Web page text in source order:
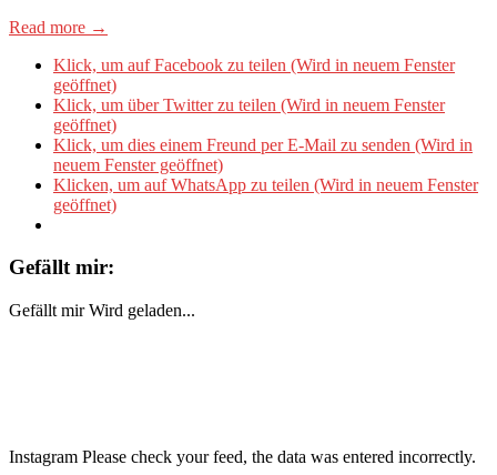
Read more →
Klick, um auf Facebook zu teilen (Wird in neuem Fenster
geöffnet)
Klick, um über Twitter zu teilen (Wird in neuem Fenster
geöffnet)
Klick, um dies einem Freund per E-Mail zu senden (Wird in
neuem Fenster geöffnet)
Klicken, um auf WhatsApp zu teilen (Wird in neuem Fenster
geöffnet)
Gefällt mir:
Gefällt mir Wird geladen...
Instagram Please check your feed, the data was entered incorrectly.